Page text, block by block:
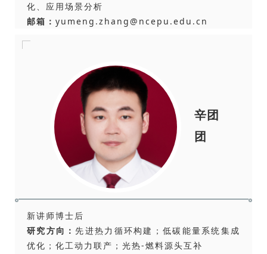
化、应用场景分析
邮箱： yumeng.zhang@ncepu.edu.cn
辛团
团
新讲师博士后
研究方向：先进热力循环构建；低碳能量系统集成
优化；化工动力联产；光热-燃料源头互补